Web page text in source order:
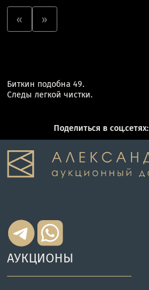
« »
Биткин подобна 49.
Следы легкой чистки.
Поделиться в соц.сетях:
АУКЦИОНЫ